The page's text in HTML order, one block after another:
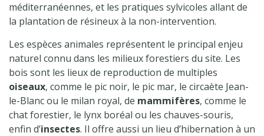
méditerranéennes, et les pratiques sylvicoles allant de
la plantation de résineux à la non-intervention.
Les espèces animales représentent le principal enjeu
naturel connu dans les milieux forestiers du site. Les
bois sont les lieux de reproduction de multiples
oiseaux, comme le pic noir, le pic mar, le circaète Jean-
le-Blanc ou le milan royal, de mammifères, comme le
chat forestier, le lynx boréal ou les chauves-souris,
enfin d’insectes. Il offre aussi un lieu d’hibernation à un